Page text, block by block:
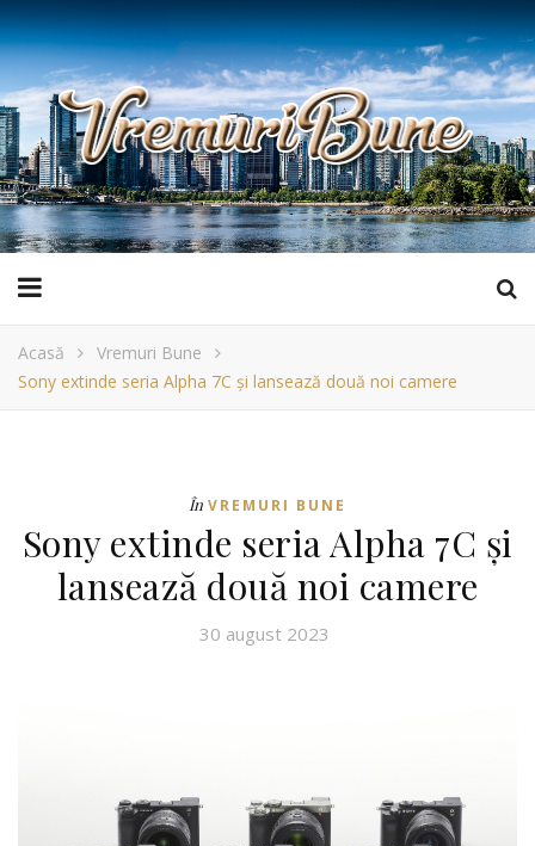
Acasă
Vremuri Bune
Sony extinde seria Alpha 7C și lansează două noi camere
În VREMURI BUNE
Sony extinde seria Alpha 7C și
lansează două noi camere
30 august 2023